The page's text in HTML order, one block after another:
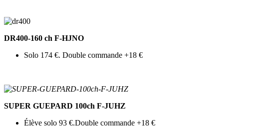
DR400-160 ch F-HJNO
Solo 174 €. Double commande +18 €
SUPER GUEPARD 100ch F-JUHZ
Élève solo 93 €.Double commande +18 €